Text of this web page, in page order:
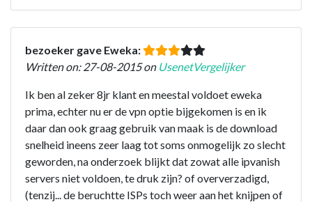
bezoeker gave Eweka:
Written on: 27-08-2015 on UsenetVergelijker
Ik ben al zeker 8jr klant en meestal voldoet eweka
prima, echter nu er de vpn optie bijgekomen is en ik
daar dan ook graag gebruik van maak is de download
snelheid ineens zeer laag tot soms onmogelijk zo slecht
geworden, na onderzoek blijkt dat zowat alle ipvanish
servers niet voldoen, te druk zijn? of oververzadigd,
(tenzij... de beruchtte ISPs toch weer aan het knijpen of